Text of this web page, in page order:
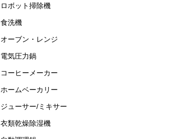
ロボット掃除機
食洗機
オーブン・レンジ
電気圧力鍋
コーヒーメーカー
ホームベーカリー
ジューサー/ミキサー
衣類乾燥除湿機